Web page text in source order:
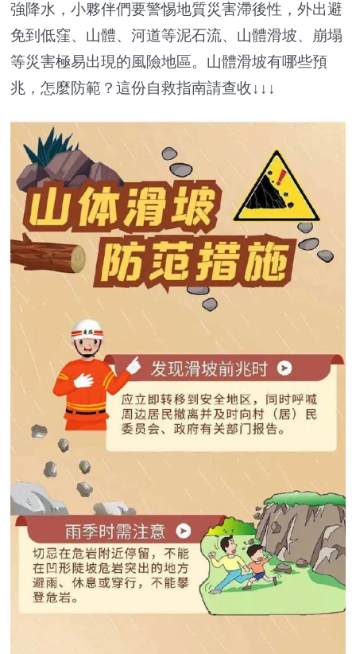
強降水，小夥伴們要警惕地質災害滯後性，外出避
免到低窪、山體、河道等泥石流、山體滑坡、崩塌
等災害極易出現的風險地區。山體滑坡有哪些預
兆，怎麼防範？這份自救指南請查收↓↓↓